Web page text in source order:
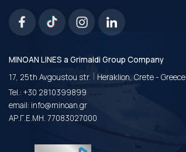
MINOAN LINES a Grimaldi Group Company
17, 25th Avgoustou str. | Heraklion, Crete - Greece
Tel.: +30 2810399899
email: info@minoan.gr
ΑΡ.Γ.Ε.ΜΗ. 77083027000